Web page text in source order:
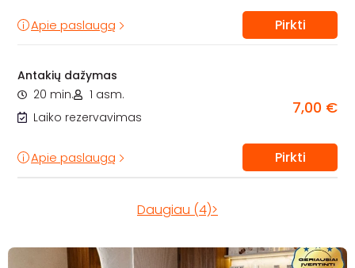
Apie paslaugą Pirkti
Antakių dažymas
20 min.
1 asm.
Laiko rezervavimas
7,00 €
Apie paslaugą Pirkti
Daugiau (4)>